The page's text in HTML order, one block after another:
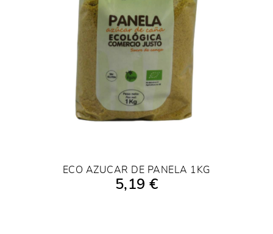
AÑADIR A LA COMPRA
ECO AZUCAR DE PANELA 1KG
5,19 €